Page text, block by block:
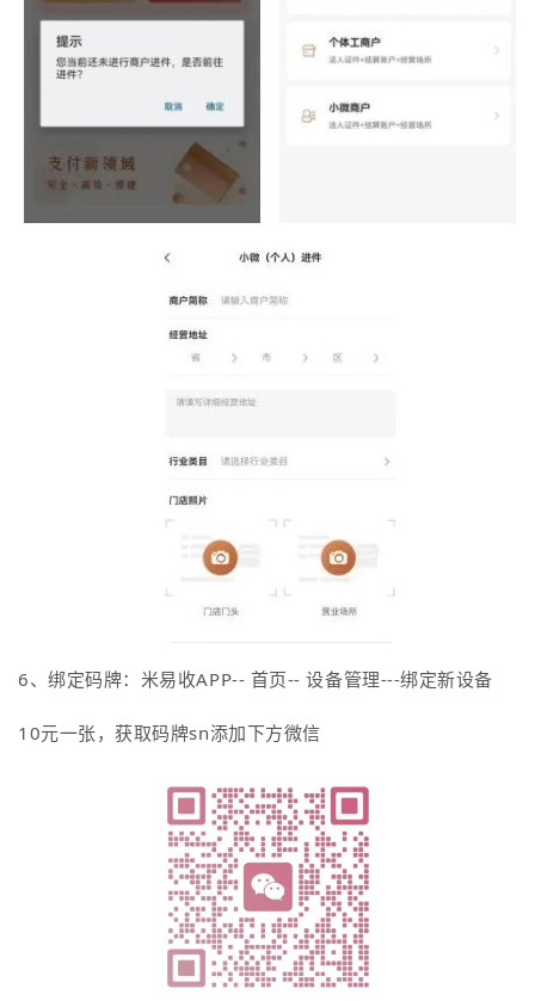
6、绑定码牌： 米易收APP-- 首页-- 设备管理---绑定新设备
10元一张，获取码牌sn添加下方微信